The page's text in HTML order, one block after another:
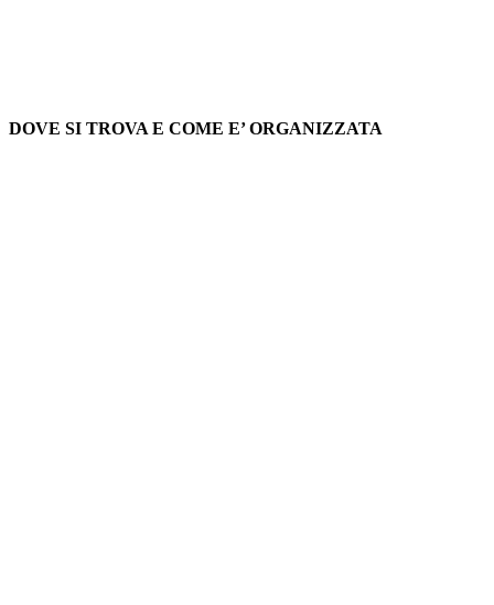
DOVE SI TROVA E COME E’ ORGANIZZATA